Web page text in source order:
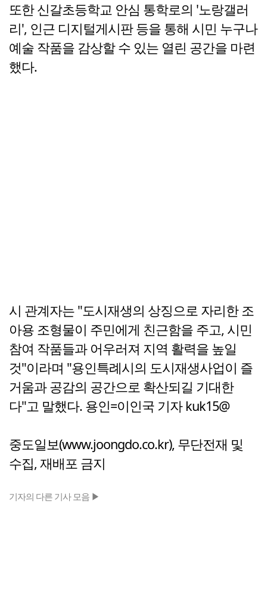
또한 신갈초등학교 안심 통학로의 '노랑갤러
리', 인근 디지털게시판 등을 통해 시민 누구나
예술 작품을 감상할 수 있는 열린 공간을 마련
했다.
시 관계자는 "도시재생의 상징으로 자리한 조
아용 조형물이 주민에게 친근함을 주고, 시민
참여 작품들과 어우러져 지역 활력을 높일
것"이라며 "용인특례시의 도시재생사업이 즐
거움과 공감의 공간으로 확산되길 기대한
다"고 말했다. 용인=이인국 기자 kuk15@
중도일보(www.joongdo.co.kr), 무단전재 및
수집, 재배포 금지
기자의 다른 기사 모음 ▶